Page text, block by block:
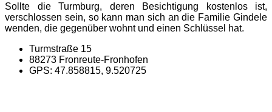
Sollte die Turmburg, deren Besichtigung kostenlos ist,
verschlossen sein, so kann man sich an die Familie Gindele
wenden, die gegenüber wohnt und einen Schlüssel hat.
Turmstraße 15
88273 Fronreute-Fronhofen
GPS: 47.858815, 9.520725